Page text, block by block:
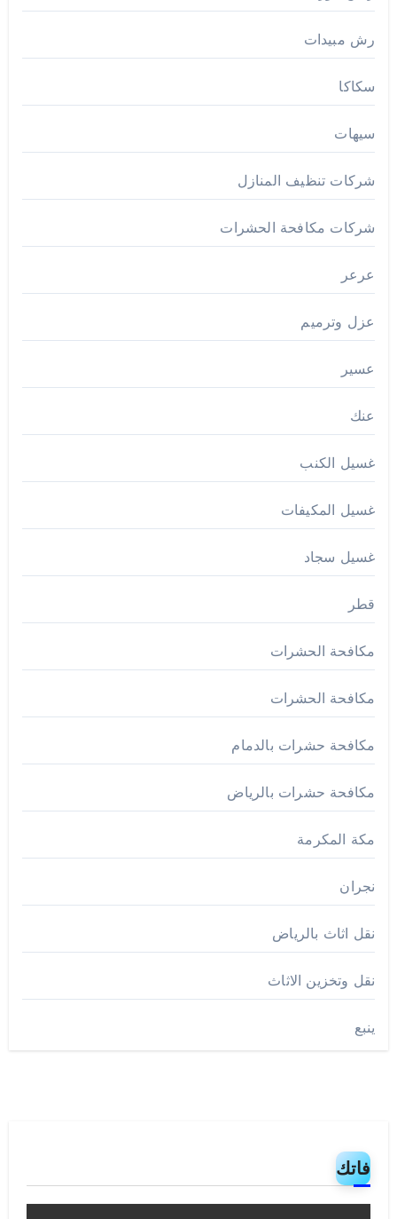
رش مبيدات
سكاكا
سيهات
شركات تنظيف المنازل
شركات مكافحة الحشرات
عرعر
عزل وترميم
عسير
عنك
غسيل الكنب
غسيل المكيفات
غسيل سجاد
قطر
مكافحة الحشرات
مكافحة الحشرات
مكافحة حشرات بالدمام
مكافحة حشرات بالرياض
مكة المكرمة
نجران
نقل اثاث بالرياض
نقل وتخزين الاثاث
ينبع
فاتك